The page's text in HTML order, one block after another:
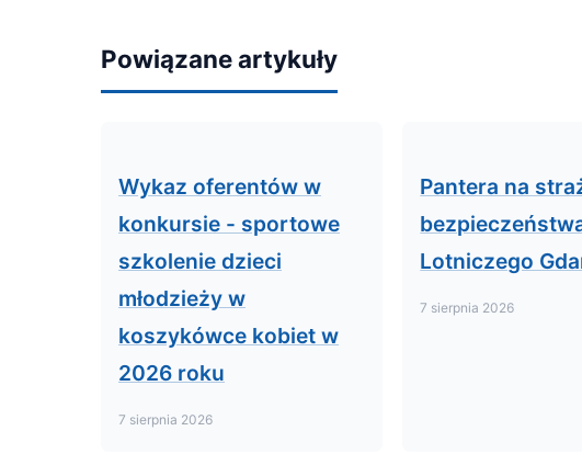
Powiązane artykuły
Wykaz oferentów w
konkursie - sportowe
szkolenie dzieci
młodzieży w
koszykówce kobiet w
2026 roku
7 sierpnia 2026
Pantera na
Lotniczego
7 sierpnia 2026